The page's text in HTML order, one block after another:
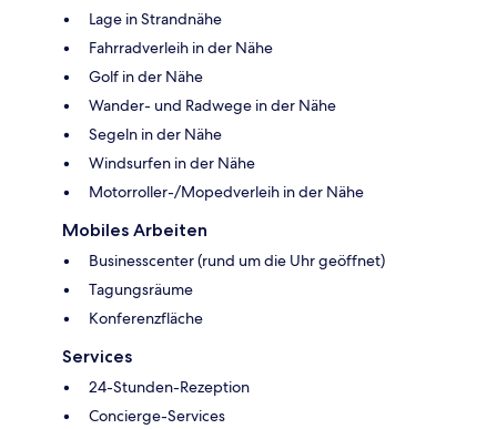
Lage in Strandnähe
Fahrradverleih in der Nähe
Golf in der Nähe
Wander- und Radwege in der Nähe
Segeln in der Nähe
Windsurfen in der Nähe
Motorroller-/Mopedverleih in der Nähe
Mobiles Arbeiten
Businesscenter (rund um die Uhr geöffnet)
Tagungsräume
Konferenzfläche
Services
24-Stunden-Rezeption
Concierge-Services